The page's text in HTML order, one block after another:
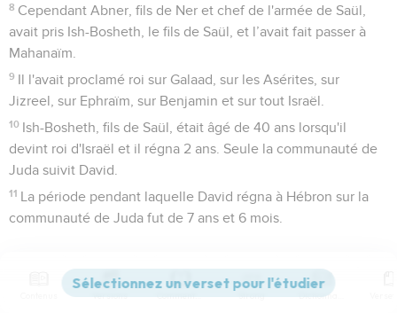
8 Cependant Abner, fils de Ner et chef de l'armée de Saül,
avait pris Ish-Bosheth, le fils de Saül, et l’avait fait passer à
Mahanaïm.
9 Il l'avait proclamé roi sur Galaad, sur les Asérites, sur
Jizreel, sur Ephraïm, sur Benjamin et sur tout Israël.
10 Ish-Bosheth, fils de Saül, était âgé de 40 ans lorsqu'il
devint roi d'Israël et il régna 2 ans. Seule la communauté de
Juda suivit David.
11 La période pendant laquelle David régna à Hébron sur la
communauté de Juda fut de 7 ans et 6 mois.
Abner, fils de Ner, et les serviteurs d'Ish-Bosheth, le fils de
Versions Commentaires Strong